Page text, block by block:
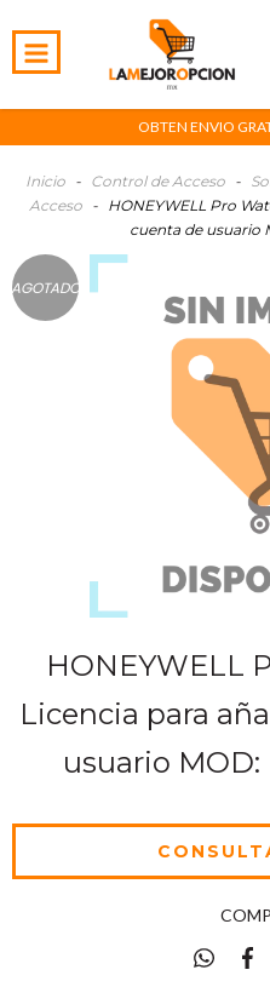
OBTEN ENVIO
Inicio - Control de Acceso -
Acceso
-
HONEYWELL Pro
cuenta de usuario
AGOTADO
HONEYWELL
Licencia para
usuario MOD: